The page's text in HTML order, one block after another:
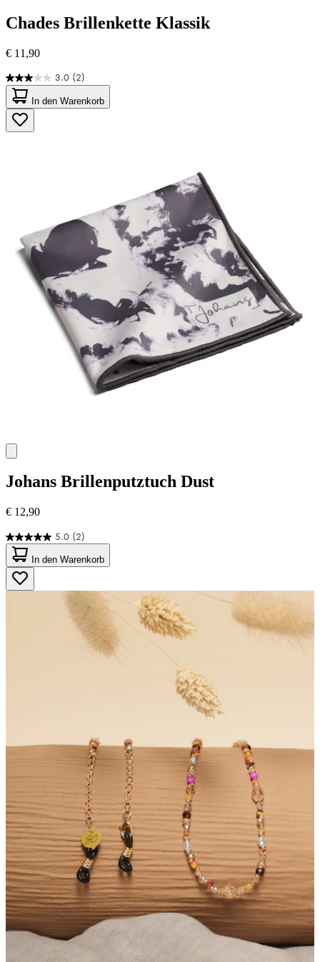
Chades Brillenkette Klassik
€ 11,90
3.0 (2)
3.0
von
5
Sternen.
2
In den Warenkorb
Johans Brillenputztuch Dust
€ 12,90
5.0 (2)
5.0
von
5
Sternen.
2
Bewertungen
In den Warenkorb